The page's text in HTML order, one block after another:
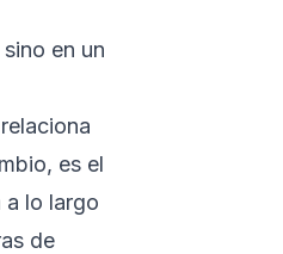
en un
es el
lo largo
de